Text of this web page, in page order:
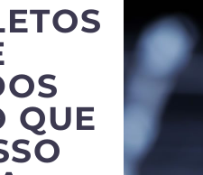
QUE